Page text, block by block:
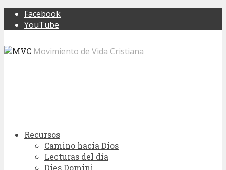
Facebook
YouTube
Movimiento de Vida Cristiana
Recursos
Camino hacia Dios
Lecturas del día
Dies Domini